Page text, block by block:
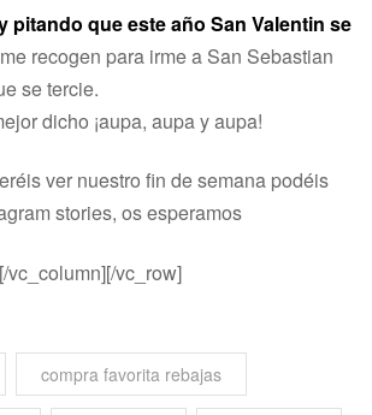
pitando que este año San Valentin se
recogen para irme a San Sebastian
se tercie.
dicho ¡aupa, aupa y aupa!
ver nuestro fin de semana podéis
stories, os esperamos
vc_column][/vc_row]
compra favorita rebajas